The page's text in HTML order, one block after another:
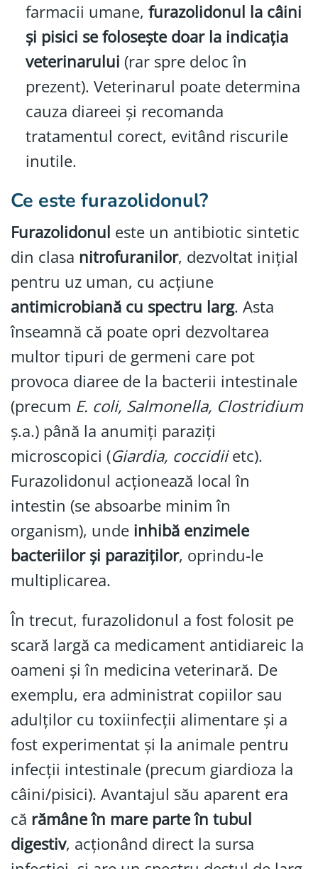
farmacii umane, furazolidonul la câini
și pisici se folosește doar la indicația
veterinarului (rar spre deloc în
prezent). Veterinarul poate determina
cauza diareei și recomanda
tratamentul corect, evitând riscurile
inutile.
Ce este furazolidonul?
Furazolidonul este un antibiotic sintetic
din clasa nitrofuranilor, dezvoltat inițial
pentru uz uman, cu acțiune
antimicrobiană cu spectru larg. Asta
înseamnă că poate opri dezvoltarea
multor tipuri de germeni care pot
provoca diaree de la bacterii intestinale
(precum E. coli, Salmonella, Clostridium
ș.a.) până la anumiți paraziți
microscopici (Giardia, coccidiietc).
Furazolidonul acționează local în
intestin (se absoarbe minim în
organism), unde inhibă enzimele
bacteriilor și paraziților, oprindu-le
multiplicarea.
În trecut, furazolidonul a fost folosit pe
scară largă ca medicament antidiareic la
oameni și în medicina veterinară. De
exemplu, era administrat copiilor sau
adulților cu toxiinfecții alimentare și a
fost experimentat și la animale pentru
infecții intestinale (precum giardioza la
câini/pisici). Avantajul său aparent era
că rămâne în mare parte în tubul
digestiv, acționând direct la sursa